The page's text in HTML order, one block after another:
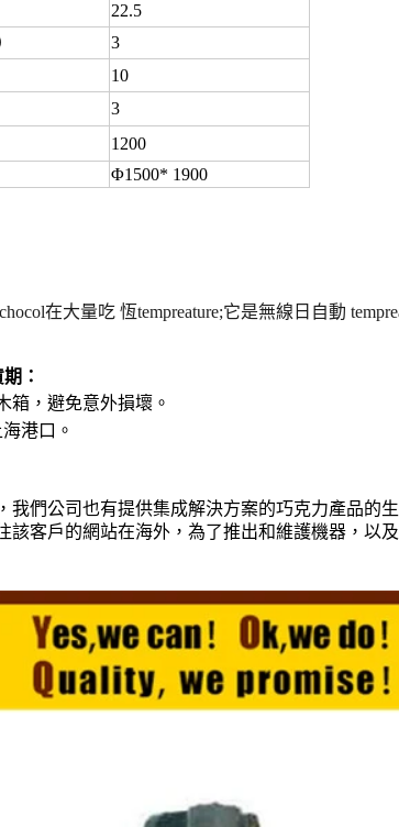
22.5
3
10
3
1200
Φ1500* 1900
在大量吃 恆tempreature;它是無線 日自動
：
箱，避免意外損壞。
海港口。
我們公司也有提供集成解決方案的巧克力產品的
該客戶的網站在海外，為了推出和維護機器，以